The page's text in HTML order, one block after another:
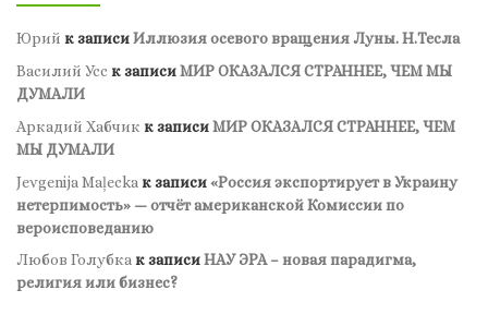
Юрий к записиИллюзия осевого вращения Луны. Н.Тесла
Василий Усс к записиМИР ОКАЗАЛСЯ СТРАННЕЕ, ЧЕМ МЫ
ДУМАЛИ
Аркадий Хабчик к записиМИР ОКАЗАЛСЯ СТРАННЕЕ, ЧЕМ
МЫ ДУМАЛИ
Jevgenija Maļecka к записи«Россия экспортирует в Украину
нетерпимость» — отчёт американской Комиссии по
вероисповеданию
Любов Голубкак записиНАУ ЭРА – новая парадигма,
религия или бизнес?